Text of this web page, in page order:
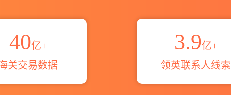
40亿+
关交易数据
3.9亿+
领英联系人线索